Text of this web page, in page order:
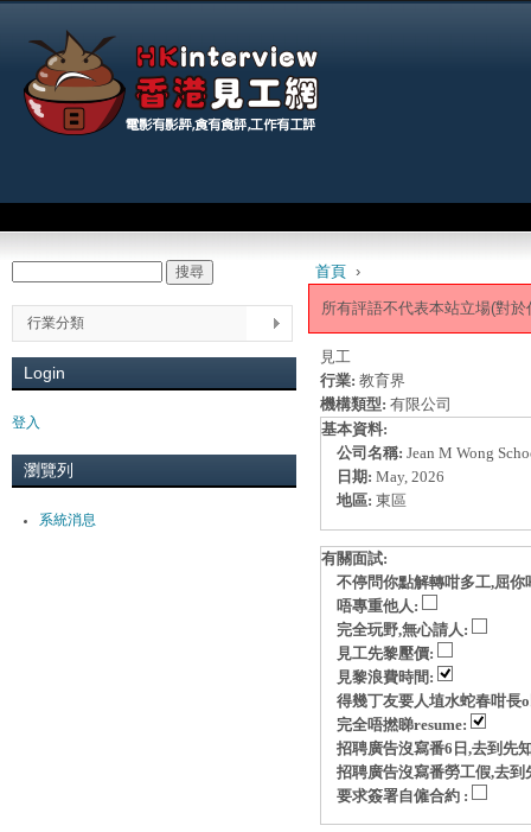
首頁›
所有評語不代表本站立場(對
見工
行業: 教育界
機構類型: 有限公司
基本資料:
公司名稱: Jean M Wong
日期: May, 2026
地區: 東區
有關面試:
不停問你點解轉咁多工,屈
唔專重他人:
完全玩野,無心請人:
見工先黎壓價:
見黎浪費時間:
得幾丁友要人埴水蛇春咁長
完全唔撚睇resume:
招聘廣告沒寫番6日,去到先
招聘廣告沒寫番勞工假,去
要求簽署自僱合約 :
行業分類
Login
登入
瀏覽列
系統消息